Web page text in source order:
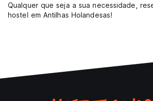
Qualquer que seja a sua necessidade,
hostel em Antilhas Holandesas!